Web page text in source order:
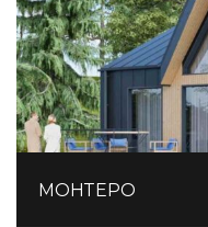
МОНТЕРО